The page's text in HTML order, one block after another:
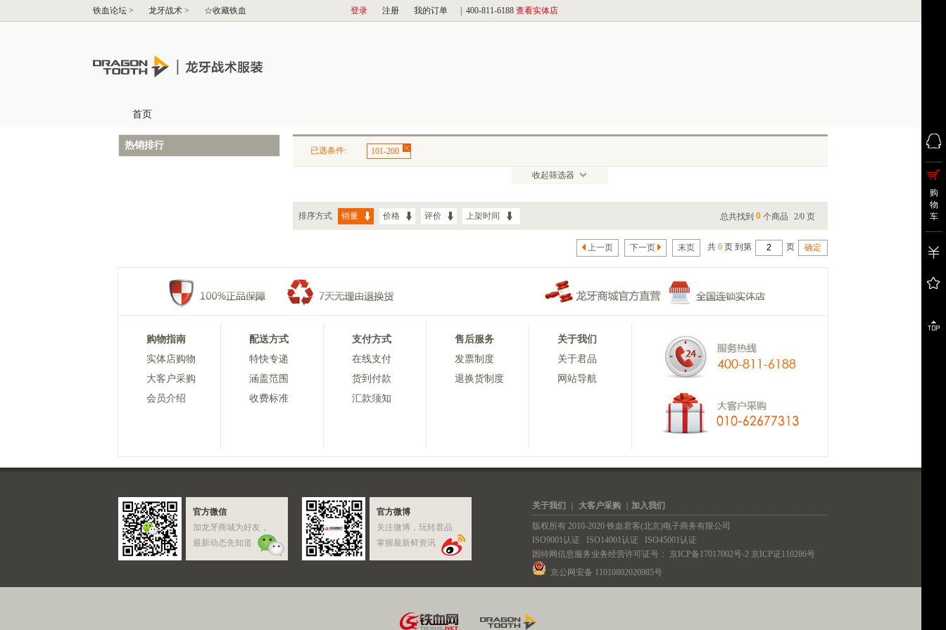
已选条件: 101-200
收起筛选器
排序方式 销量 价格 评价 上架时间 总共找到 0 个商品 2/0 页
上一页 下一页 末页 共 0 页 到第 页
热销排行
购
物
车
购物指南
实体店购物
大客户采购
会员介绍
配送方式
特快专递
涵盖范围
收费标准
支付方式
在线支付
货到付款
汇款须知
售后服务
发票制度
退换货制度
关于我们
关于君品
网站导航
官方微信
加龙牙商城为好友，
最新动态先知道
官方微博
关注微博，玩转君品
掌握最新鲜资讯
关于我们 大客户采购 加入我们
版权所有 2010-2020 铁血君客(北京)电子商务有限公司
ISO9001认证
ISO14001认证
ISO45001认证
因特网信息服务业务经营许可证号： 京ICP备17017002号-2 京ICP证110286号
京公网安备 11010802020985号